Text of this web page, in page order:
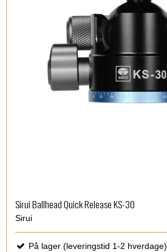
Sirui Ballhead Quick Release KS-30
Sirui
På lager (leveringstid 1-2 hverdage)